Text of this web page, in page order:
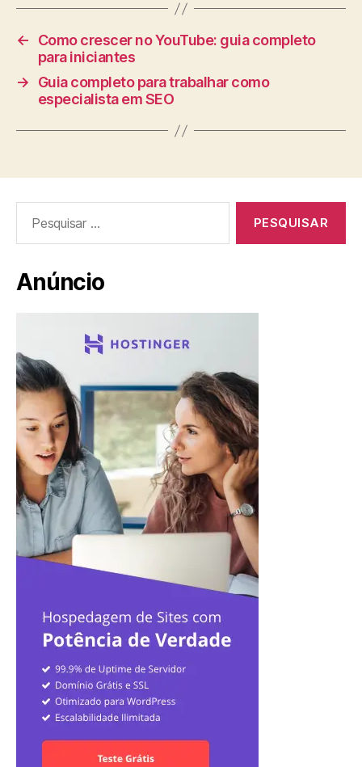
←
Como crescer no YouTube: guia completo
para iniciantes
→
Guia completo para trabalhar como
especialista em SEO
por:
Anúncio